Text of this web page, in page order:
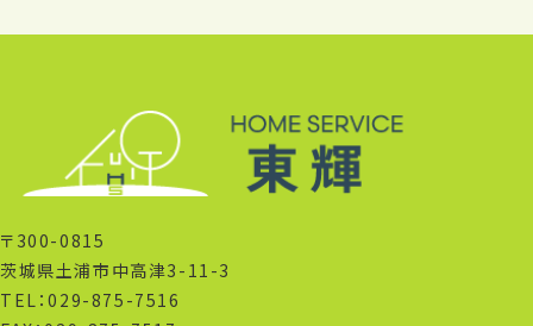
〒300-0815
茨城県土浦市中高津3-11-3
TEL：029-875-7516